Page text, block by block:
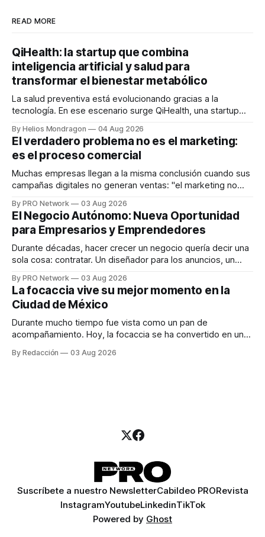
READ MORE
QiHealth: la startup que combina
inteligencia artificial y salud para
transformar el bienestar metabólico
La salud preventiva está evolucionando gracias a la
tecnología. En ese escenario surge QiHealth, una startup
dispositivos inteligentes, inteligencia artificial y monitoreo
en tiempo real para ayudar a las personas a tomar mejores
decisiones sobre su salud metabólica. Su propuesta busca
responder
By Helios Mondragon 04 Aug 2026
El verdadero problema no es el marketing:
es el proceso comercial
Muchas empresas llegan a la misma conclusión cuando sus
campañas digitales no generan ventas: "el marketing no
INTERIUS, el problema suele estar en otro lugar. Durante
una entrevista para el podcast SER PRO, el especialista en
marketing digital explicó que
By PRO Network 03 Aug 2026
El Negocio Autónomo: Nueva Oportunidad
para Empresarios y Emprendedores
Durante décadas, hacer crecer un negocio quería decir una
sola cosa: contratar. Un diseñador para los anuncios, un
para los textos, alguien que supiera de publicidad digital
para encontrar prospectos, un vendedor para atender
llamadas y mensajes, y —con suerte— una persona
By PRO Network 03 Aug 2026
La focaccia vive su mejor momento en la
Ciudad de México
Durante mucho tiempo fue vista como un pan de
acompañamiento. Hoy, la focaccia se ha convertido en uno
artesanal, ingredientes de calidad y experiencias que
By Redacción 03 Aug 2026
Suscríbete a nuestro NewsletterCabildeo PRORevista
InstagramYoutubeLinkedinTikTok
Powered by Ghost